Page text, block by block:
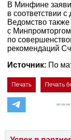
В Минфине
в соответствии
Ведомство
с
по
рекомендаций
Источник: По
Печать Печать